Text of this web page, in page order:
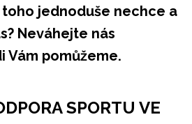
toho jednoduše nechce a
Neváhejte nás
Vám pomůžeme.
SPORTU VE